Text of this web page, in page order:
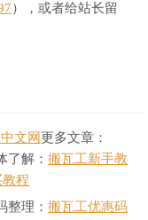
），或者给站长留
文网 更多文章：
了解： 搬瓦工新手教
程
整理： 搬瓦工优惠码